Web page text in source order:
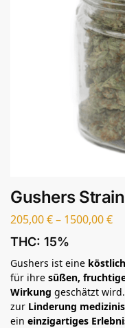
Gushers Strain
205,00€– 1500,00€
THC: 15%
Gushers ist eine
für ihre süßen,
Wirkung geschätzt wird.
zur Linderung
ein einzigartiges